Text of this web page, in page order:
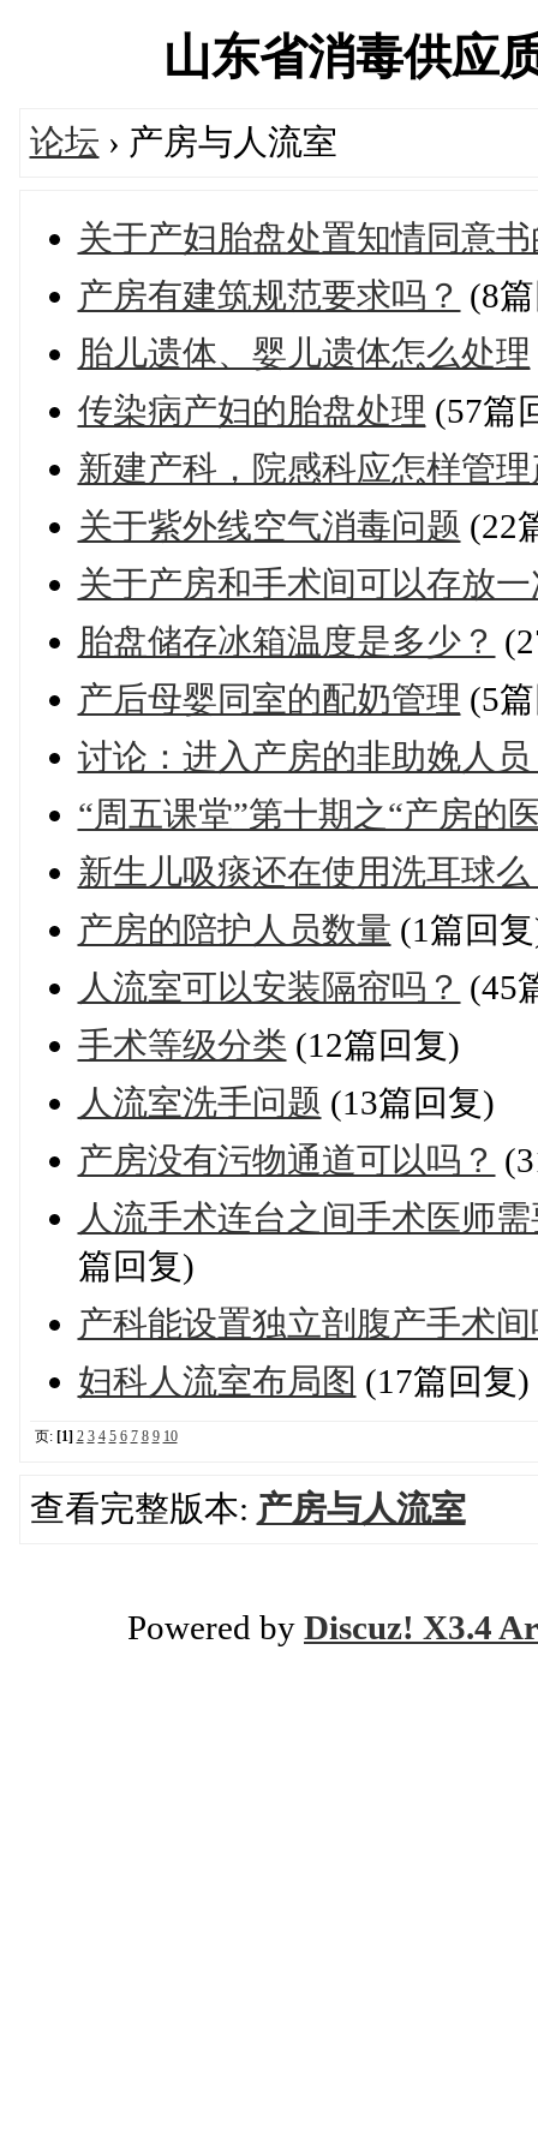
山东省消毒供应
论坛 › 产房与人流室
关于产妇胎盘处置知情同意
产房有建筑规范要求吗？ (8
胎儿遗体、婴儿遗体怎么处理
传染病产妇的胎盘处理 (57篇
新建产科，院感科应怎样管
关于紫外线空气消毒问题 (22
关于产房和手术间可以存放
胎盘储存冰箱温度是多少？
产后母婴同室的配奶管理 (5
讨论：进入产房的非助娩人
“周五课堂”第十期之“产房的
新生儿吸痰还在使用洗耳球么
产房的陪护人员数量 (1篇回
人流室可以安装隔帘吗？ (45
手术等级分类 (12篇回复)
人流室洗手问题 (13篇回复)
产房没有污物通道可以吗？
人流手术连台之间手术医师
篇回复)
产科能设置独立剖腹产手术
妇科人流室布局图 (17篇回复)
页: [1] 2 3 4 5 6 7 8 9 10
查看完整版本: 产房与人流室
Powered by Discuz! X3.4